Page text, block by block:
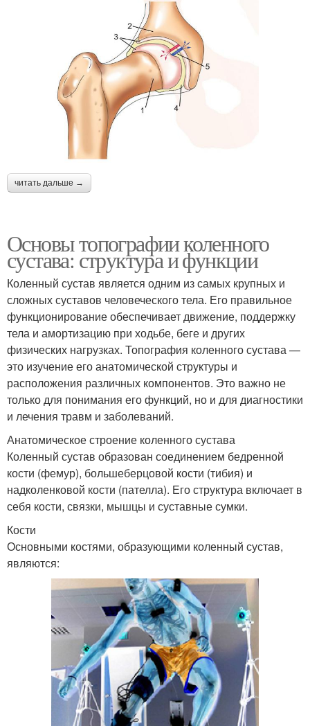
читать дальше →
Основы топографии коленного
сустава: структура и функции
Коленный сустав является одним из самых крупных и
сложных суставов человеческого тела. Его правильное
функционирование обеспечивает движение, поддержку
тела и амортизацию при ходьбе, беге и других
физических нагрузках. Топография коленного сустава —
это изучение его анатомической структуры и
расположения различных компонентов. Это важно не
только для понимания его функций, но и для диагностики
и лечения травм и заболеваний.
Анатомическое строение коленного сустава
Коленный сустав образован соединением бедренной
кости (фемур), большеберцовой кости (тибия) и
надколенковой кости (пателла). Его структура включает в
себя кости, связки, мышцы и суставные сумки.
Кости
Основными костями, образующими коленный сустав,
являются: